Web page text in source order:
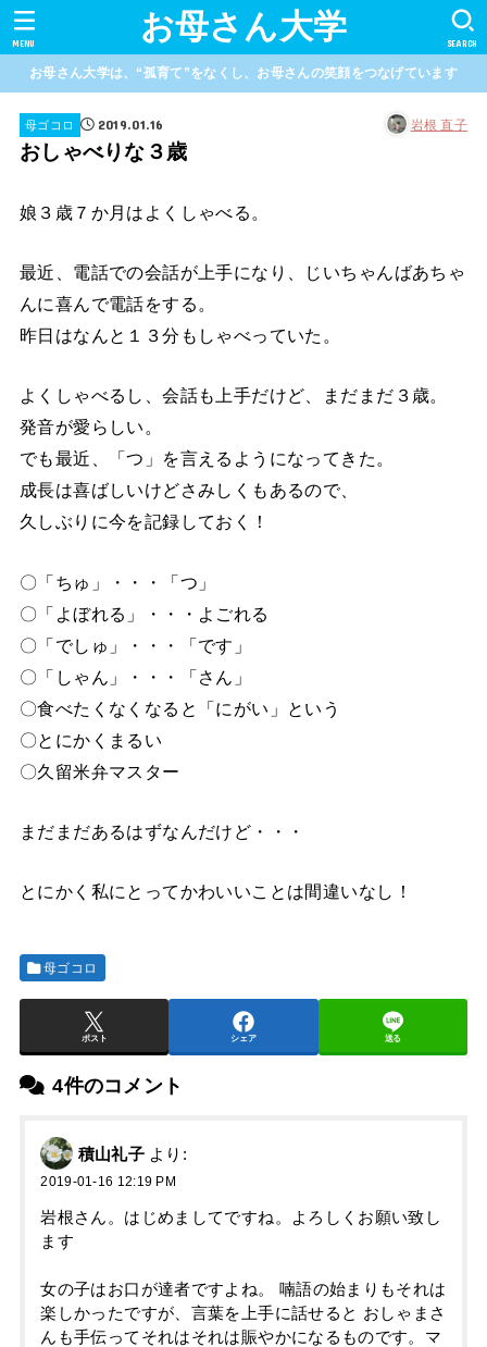
お母さん大学 SEARCH
MENU
お母さん大学は、“孤育て”をなくし、お母さんの笑顔をつなげています
母ゴコロ 2019.01.16 岩根 直子
おしゃべりな３歳
娘３歳７か月はよくしゃべる。
最近、電話での会話が上手になり、じいちゃんばあちゃ
んに喜んで電話をする。
昨日はなんと１３分もしゃべっていた。
よくしゃべるし、会話も上手だけど、まだまだ３歳。
発音が愛らしい。
でも最近、「つ」を言えるようになってきた。
成長は喜ばしいけどさみしくもあるので、
久しぶりに今を記録しておく！
〇「ちゅ」・・・「つ」
〇「よぼれる」・・・よごれる
〇「でしゅ」・・・「です」
〇「しゃん」・・・「さん」
〇食べたくなくなると「にがい」という
〇とにかくまるい
〇久留米弁マスター
まだまだあるはずなんだけど・・・
とにかく私にとってかわいいことは間違いなし！
母ゴコロ
ポスト シェア 送る
4件のコメント
積山礼子 より:
2019-01-16 12:19 PM
岩根さん。はじめましてですね。よろしくお願い致し
ます
女の子はお口が達者ですよね。 喃語の始まりもそれは
楽しかったですが、言葉を上手に話せると おしゃまさ
んも手伝ってそれはそれは賑やかになるものです。マ